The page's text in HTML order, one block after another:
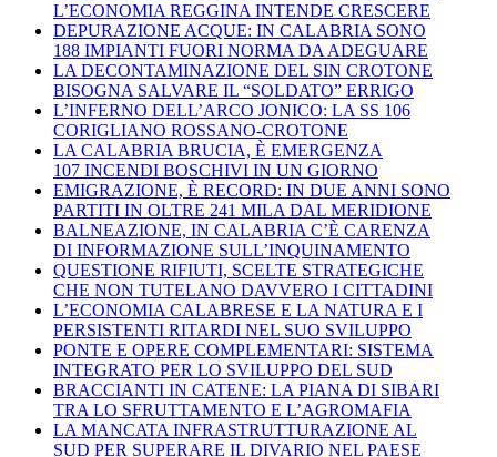
L’ECONOMIA REGGINA INTENDE CRESCERE
DEPURAZIONE ACQUE: IN CALABRIA SONO
188 IMPIANTI FUORI NORMA DA ADEGUARE
LA DECONTAMINAZIONE DEL SIN CROTONE
BISOGNA SALVARE IL “SOLDATO” ERRIGO
L’INFERNO DELL’ARCO JONICO: LA SS 106
CORIGLIANO ROSSANO-CROTONE
LA CALABRIA BRUCIA, È EMERGENZA
107 INCENDI BOSCHIVI IN UN GIORNO
EMIGRAZIONE, È RECORD: IN DUE ANNI SONO
PARTITI IN OLTRE 241 MILA DAL MERIDIONE
BALNEAZIONE, IN CALABRIA C’È CARENZA
DI INFORMAZIONE SULL’INQUINAMENTO
QUESTIONE RIFIUTI, SCELTE STRATEGICHE
CHE NON TUTELANO DAVVERO I CITTADINI
L’ECONOMIA CALABRESE E LA NATURA E I
PERSISTENTI RITARDI NEL SUO SVILUPPO
PONTE E OPERE COMPLEMENTARI: SISTEMA
INTEGRATO PER LO SVILUPPO DEL SUD
BRACCIANTI IN CATENE: LA PIANA DI SIBARI
TRA LO SFRUTTAMENTO E L’AGROMAFIA
LA MANCATA INFRASTRUTTURAZIONE AL
SUD PER SUPERARE IL DIVARIO NEL PAESE